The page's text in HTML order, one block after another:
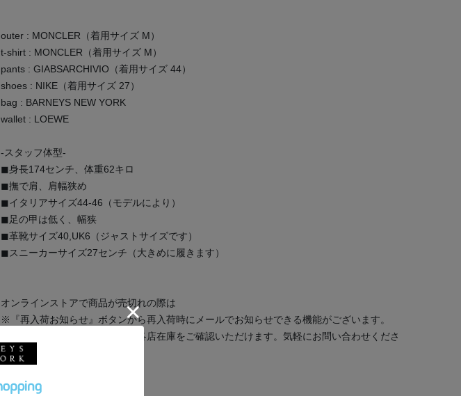
outer : MONCLER（着用サイズ M）
t-shirt : MONCLER（着用サイズ M）
pants : GIABSARCHIVIO（着用サイズ 44）
shoes : NIKE（着用サイズ 27）
bag : BARNEYS NEW YORK
wallet : LOEWE
-スタッフ体型-
◼︎身長174センチ、体重62キロ
◼︎撫で肩、肩幅狭め
◼︎イタリアサイズ44-46（モデルにより）
◼︎足の甲は低く、幅狭
◼︎革靴サイズ40,UK6（ジャストサイズです）
◼︎スニーカーサイズ27センチ（大きめに履きます）
オンラインストアで商品が売切れの際は
※『再入荷お知らせ』ボタンから再入荷時にメールでお知らせできる機能がございます。
※『店舗在庫表示』ボタンから各店在庫をご確認いただけます。気軽にお問い合わせくださ
いませ。